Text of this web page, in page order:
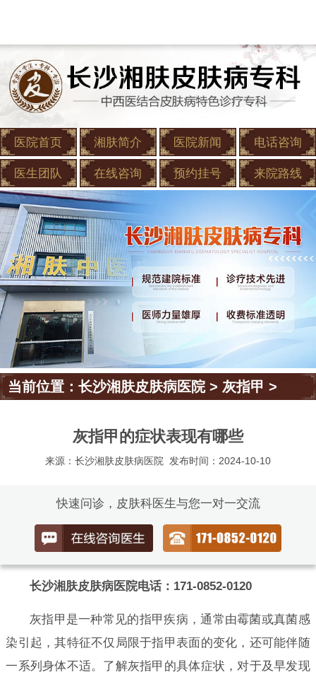
医院首页 湘肤简介 医院新闻 电话咨询
医生团队 在线咨询 预约挂号 来院路线
当前位置：长沙湘肤皮肤病医院> 灰指甲 >
灰指甲的症状表现有哪些
来源：长沙湘肤皮肤病医院 发布时间：2024-10-10
快速问诊，皮肤科医生与您一对一交流
长沙湘肤皮肤病医院电话：171-0852-0120
灰指甲是一种常见的指甲疾病，通常由霉菌或真菌感
染引起，其特征不仅局限于指甲表面的变化，还可能伴随
一系列身体不适。了解灰指甲的具体症状，对于及早发现